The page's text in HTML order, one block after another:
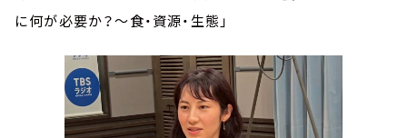
に何が必要か？～食・資源・生態」